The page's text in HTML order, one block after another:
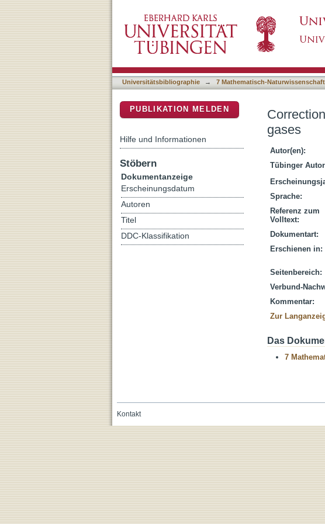
Universitätsbibliographie → 7 Mathematisch-
gases
Autor(en):
Tübinger
Sprache:
Referenz zum
Volltext:
Dokumentart:
Erschienen in:
Seitenbereich:
Verbund-
Kommentar:
Zur
Das
7
PUBLIKATION MELDEN
Hilfe und Informationen
Stöbern
Dokumentanzeige
Erscheinungsdatum
Autoren
Titel
DDC-Klassifikation
Kontakt